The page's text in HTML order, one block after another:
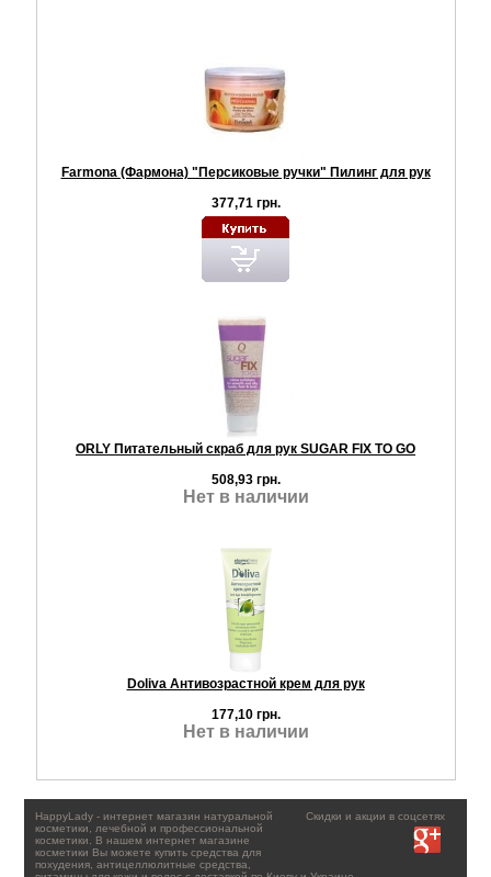
Farmona (Фармона) "Персиковые ручки" Пилинг для рук
377,71 грн.
ORLY Питательный скраб для рук SUGAR FIX TO GO
508,93 грн.
Нет в наличии
Doliva Антивозрастной крем для рук
177,10 грн.
Нет в наличии
Скидки и акции в соцсетях
HappyLady - интернет магазин натуральной
косметики, лечебной и профессиональной
косметики. В нашем интернет магазине
косметики Вы можете купить средства для
похудения, антицеллюлитные средства,